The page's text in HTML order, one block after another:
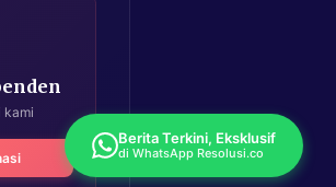
kami
Berita Terkini, Eksklusif
di WhatsApp Resolusi.co